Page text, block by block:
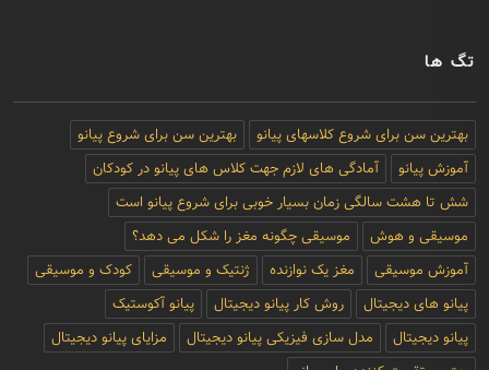
تگ ها
بهترین سن برای شروع کلاسهای پیانو
بهترین سن برای شروع پیانو
آموزش پیانو
آمادگی های لازم جهت کلاس های پیانو در کودکان
شش تا هشت سالگی زمان بسیار خوبی برای شروع پیانو است
موسیقی و هوش
موسیقی چگونه مغز را شکل می دهد؟
آموزش موسیقی
مغز یک نوازنده ژنتیک و موسیقی
کودک و موسیقی
پیانو های دیجیتال
روش کار پیانو دیجیتال
پیانو آکوستیک
پیانو دیجیتال
مدل سازی فیزیکی پیانو دیجیتال
مزایای پیانو دیجیتال